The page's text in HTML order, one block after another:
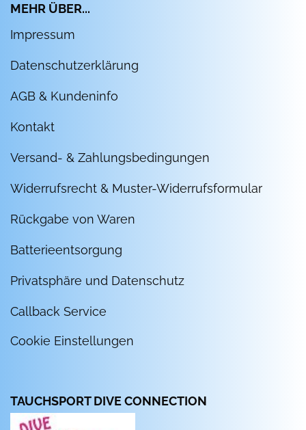
MEHR ÜBER...
Impressum
Datenschutzerklärung
AGB & Kundeninfo
Kontakt
Versand- & Zahlungsbedingungen
Widerrufsrecht & Muster-Widerrufsformular
Rückgabe von Waren
Batterieentsorgung
Privatsphäre und Datenschutz
Callback Service
Cookie Einstellungen
TAUCHSPORT DIVE CONNECTION